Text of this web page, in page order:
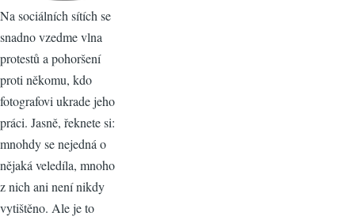
Na sociálních sítích se
snadno vzedme vlna
protestů a pohoršení
proti někomu, kdo
fotografovi ukrade jeho
práci. Jasně, řeknete si:
mnohdy se nejedná o
nějaká veledíla, mnoho
z nich ani není nikdy
vytištěno. Ale je to